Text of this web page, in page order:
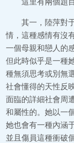
其一，陸萍對
情，這種感情有沒
一個母親和戀人的
但此時似乎是一種
種無須思考或別無
社會懂得的天性反
面臨的詳細社會周
和屬性的。她以一
她也會有一種內涵
並且傷員這種衝破